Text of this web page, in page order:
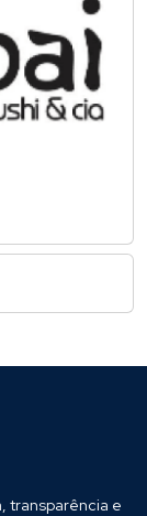
transparência e